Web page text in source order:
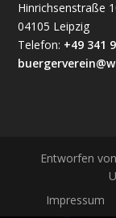
Hinrichsenstraße
04105 Leipzig
Telefon: +49 341
Entworfen von
Impressum